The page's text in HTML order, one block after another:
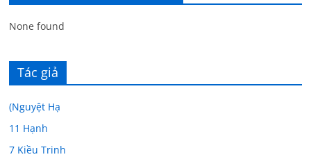
None found
Tác giả
(Nguyệt Hạ
11 Hạnh
7 Kiều Trinh